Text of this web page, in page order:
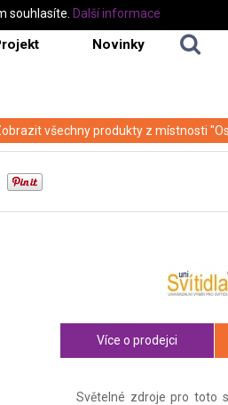
Novinky
všechny produkty z místnosti
Více o prodejci
Světelné zdroje pro toto
souhlasíte. Další informace